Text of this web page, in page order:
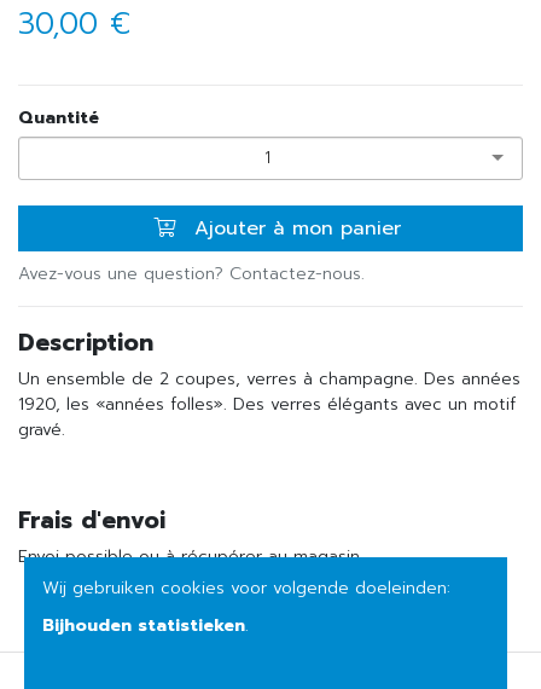
30,00 €
Quantité
1
Ajouter à mon panier
Avez-vous une question? Contactez-nous.
Description
Un ensemble de 2 coupes, verres à champagne. Des années
1920, les «années folles». Des verres élégants avec un motif
gravé.
Frais d'envoi
Envoi possible ou à récupérer au magasin
Wij gebruiken cookies voor volgende doeleinden:
Bijhouden statistieken.